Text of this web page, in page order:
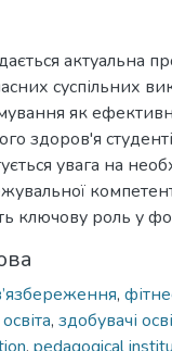
актуальна
суспільних
як
здоров'я
увага на
ключову роль у
,
, здобувачі